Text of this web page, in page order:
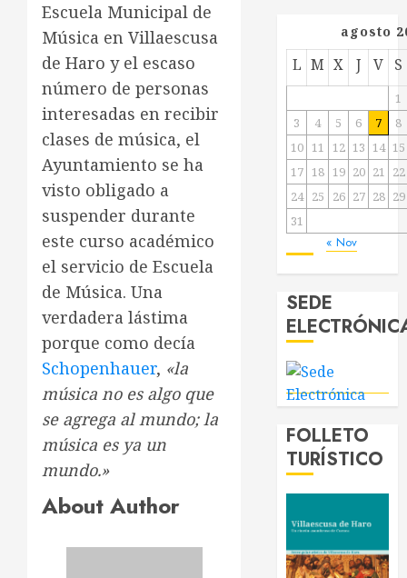
Escuela Municipal de
Música en Villaescusa
de Haro y el escaso
número de personas
interesadas en recibir
clases de música, el
Ayuntamiento se ha
visto obligado a
suspender durante
este curso académico
el servicio de Escuela
de Música. Una
verdadera lástima
porque como decía
Schopenhauer, «la
música no es algo que
se agrega al mundo; la
música es ya un
mundo.»
About Author
agosto
L M X J V S
1
3
4 5 6 7
8
10 11 12 13 14 15
17 18 19 20 21 22
24 25 26 27 28 29
31
« Nov
SEDE
FOLLETO
TURÍSTICO